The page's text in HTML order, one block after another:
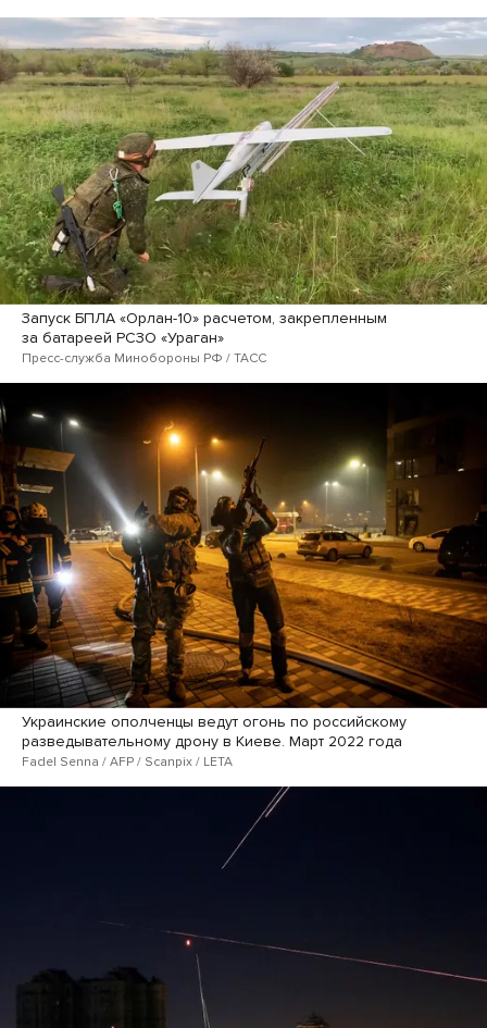
Запуск БПЛА «Орлан-10» расчетом, закрепленным
за батареей РСЗО «Ураган»
Пресс-служба Минобороны РФ / ТАСС
Украинские ополченцы ведут огонь по российскому
разведывательному дрону в Киеве. Март 2022 года
Fadel Senna / AFP / Scanpix / LETA